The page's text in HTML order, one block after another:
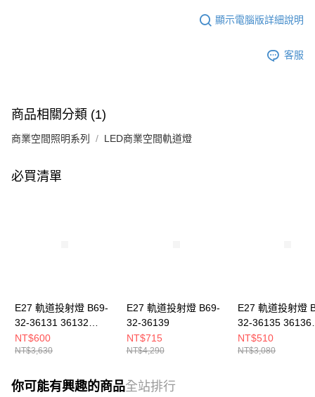
顯示電腦版詳細說明
客服
商品相關分類 (1)
商業空間照明系列 LED商業空間軌道燈
必買清單
E27 軌道投射燈 B69-
32-36131 36132
36133
NT$600
NT$3,630
E27 軌道投射燈 B69-
32-36139
NT$715
NT$4,290
E27 軌道投射燈
32-36135 36136
36137
NT$510
NT$3,080
你可能有興趣的商品全站排行